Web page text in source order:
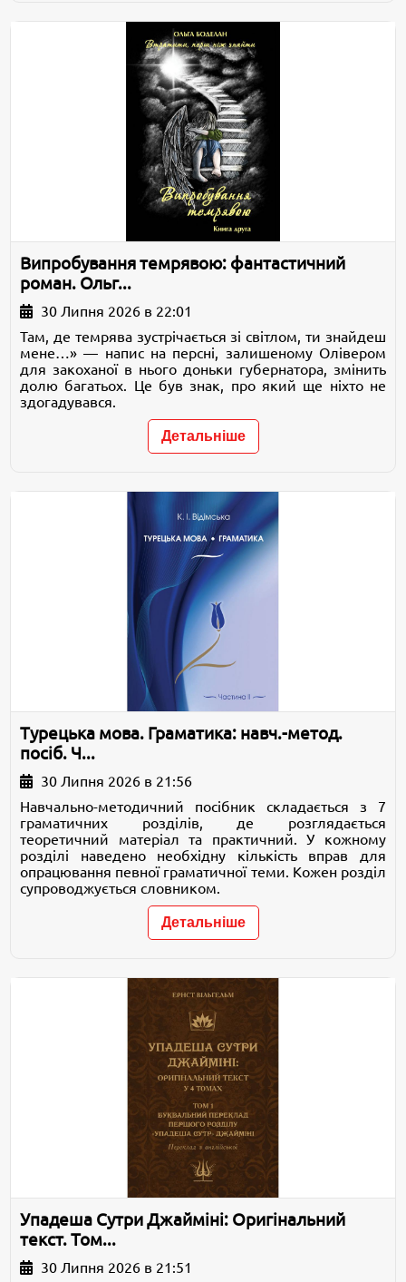
Випробування темрявою: фантастичний
роман. Ольг...
30 Липня 2026 в 22:01
Там, де темрява зустрічається зі світлом, ти знайдеш
мене…» — напис на персні, залишеному Олівером
для закоханої в нього доньки губернатора, змінить
долю багатьох. Це був знак, про який ще ніхто не
здогадувався.
Детальніше
Турецька мова. Граматика: навч.-метод.
посіб. Ч...
30 Липня 2026 в 21:56
Навчально-методичний посібник складається з 7
граматичних розділів, де розглядається
теоретичний матеріал та практичний. У кожному
розділі наведено необхідну кількість вправ для
опрацювання певної граматичної теми. Кожен розділ
супроводжується словником.
Детальніше
Упадеша Сутри Джайміні: Оригінальний
текст. Том...
30 Липня 2026 в 21:51